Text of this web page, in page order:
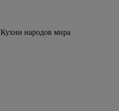
Кухни народов мира